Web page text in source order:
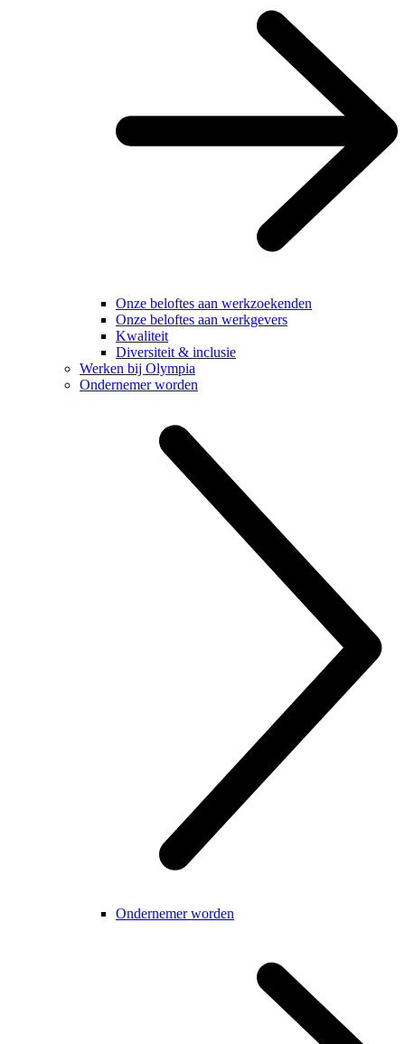
Onze beloftes aan werkzoekenden
Onze beloftes aan werkgevers
Kwaliteit
Diversiteit & inclusie
Werken bij Olympia
Ondernemer worden
Ondernemer worden